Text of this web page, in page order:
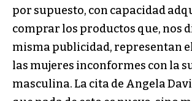
por supuesto, con capacidad
comprar los productos que, nos
misma publicidad, representan
las mujeres inconformes con la
masculina. La cita de Angela